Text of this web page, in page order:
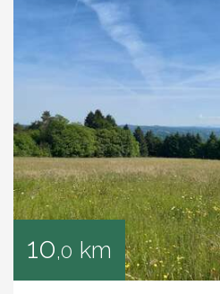
10,0 km